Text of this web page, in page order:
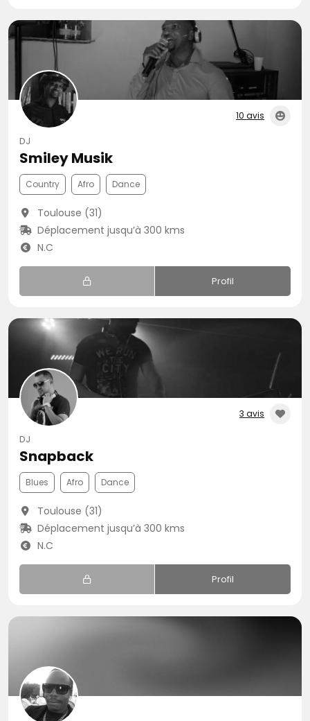
10 avis
DJ
Smiley Musik
Country Afro Dance
Toulouse (31)
Déplacement jusqu’à 300 kms
N.C
Profil
3 avis
DJ
Snapback
Blues Afro Dance
Toulouse (31)
Déplacement jusqu’à 300 kms
N.C
Profil